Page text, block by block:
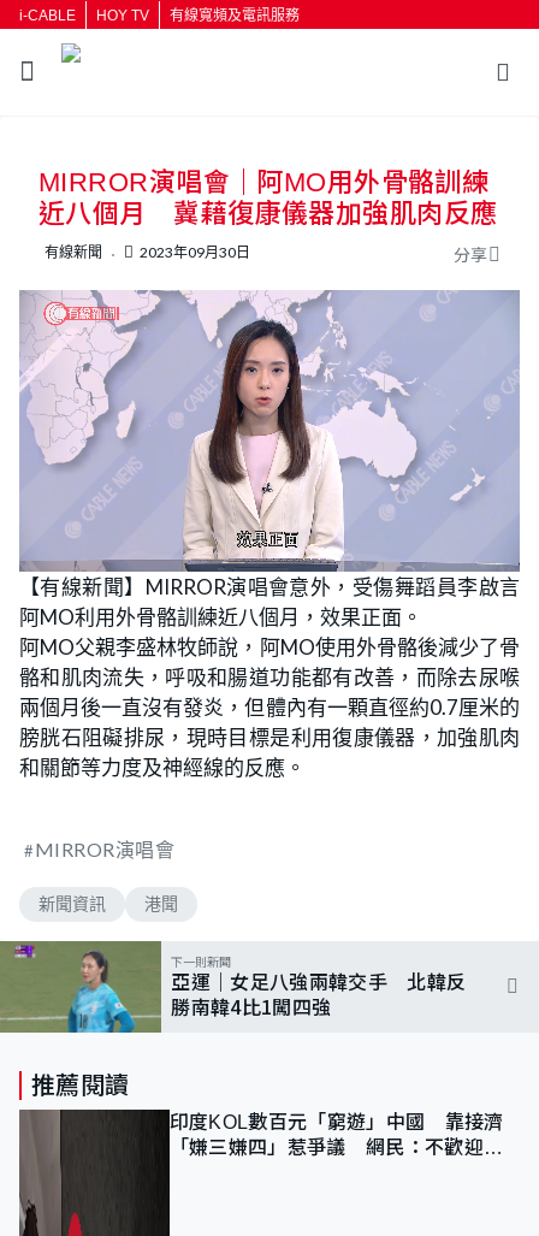
i-CABLE HOY TV 有線寬頻及電訊服務
按輸入鍵開始搜尋
MIRROR演唱會｜阿MO用外骨骼訓練
近八個月 冀藉復康儀器加強肌肉反應
有線新聞 2023年09月30日 分享
U
n
m
u
t
e
L
o
a
d
e
d
1
0
0
0
%
【有線新聞】MIRROR演唱會意外，受傷舞蹈員李啟言
阿MO利用外骨骼訓練近八個月，效果正面。
阿MO父親李盛林牧師說，阿MO使用外骨骼後減少了骨
骼和肌肉流失，呼吸和腸道功能都有改善，而除去尿喉
兩個月後一直沒有發炎，但體內有一顆直徑約0.7厘米的
膀胱石阻礙排尿，現時目標是利用復康儀器，加強肌肉
和關節等力度及神經線的反應。
MIRROR演唱會
新聞資訊 港聞
下一則新聞
亞運｜女足八強兩韓交手 北韓反
勝南韓4比1闖四強
推薦閱讀
印度KOL數百元「窮遊」中國 靠接濟
「嫌三嫌四」惹爭議 網民：不歡迎劣